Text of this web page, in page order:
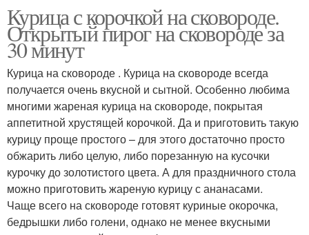
Окорочка в духовке Корочка в фольге
Курочка в духовке Куриная корочка
Курица с корочкой на сковороде.
Открытый пирог на сковороде за
30 минут
Курица на сковороде . Курица на сковороде всегда
получается очень вкусной и сытной. Особенно любима
многими жареная курица на сковороде, покрытая
аппетитной хрустящей корочкой. Да и приготовить такую
курицу проще простого – для этого достаточно просто
обжарить либо целую, либо порезанную на кусочки
курочку до золотистого цвета. А для праздничного стола
можно приготовить жареную курицу с ананасами.
Чаще всего на сковороде готовят куриные окорочка,
бедрышки либо голени, однако не менее вкусными